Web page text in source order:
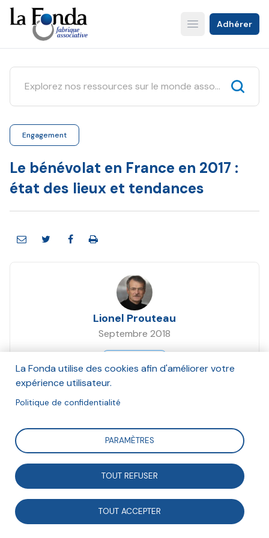
Aller
au
contenu
principal
Open main menu
Adhérer
Engagement
Le bénévolat en France en 2017 :
état des lieux et tendances
Lionel Prouteau
Septembre 2018
Suivre
pratique-t-il et dans quels domaines particulièrement
? Quels temps y consacre-t-on ? Réponses dans les
résultats de la recherche dirigée par Lionel Prouteau
sur le bénévolat en France en 2017.
La Fonda utilise des cookies afin d'améliorer votre
expérience utilisateur.
Politique de confidentialité
PARAMÈTRES
TOUT REFUSER
TOUT ACCEPTER